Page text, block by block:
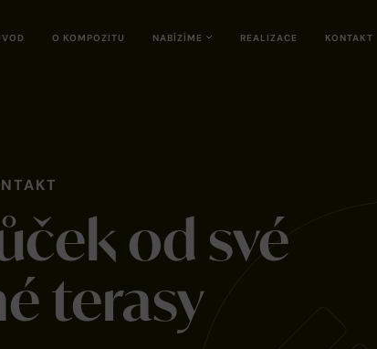
O KOMPOZITU NABÍZÍME REALIZACE KONTAKT
od své
terasy